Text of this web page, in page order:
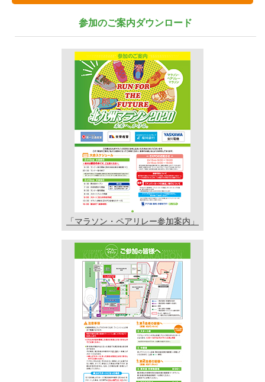
参加のご案内ダウンロード
「マラソン・ペアリレー参加案内」